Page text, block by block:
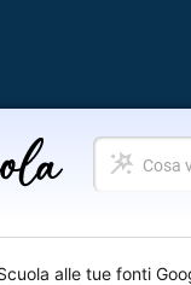
Cosa
vuoi
alle tue fonti